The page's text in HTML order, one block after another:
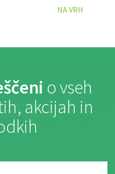
NA VRH
o vseh
akcijah in